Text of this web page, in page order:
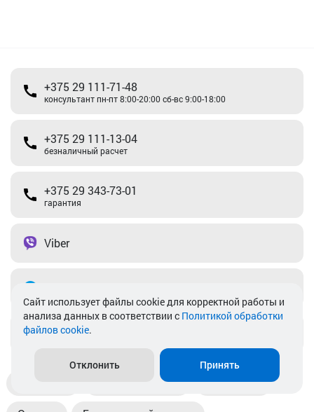
+375 29 111-71-48
консультант пн-пт 8:00-20:00 сб-вс 9:00-18:00
+375 29 111-13-04
безналичный расчет
+375 29 343-73-01
гарантия
Viber
info@akkamulik.by
Пункты выдачи Магазины
Cайт использует файлы cookie для корректной работы и
анализа данных в соответствии с Политикой обработки
файлов cookie.
Отклонить Принять